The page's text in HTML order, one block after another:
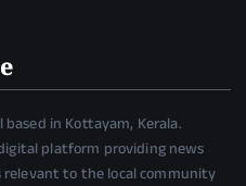
in Kottayam, Kerala.
platform providing news
to the local community